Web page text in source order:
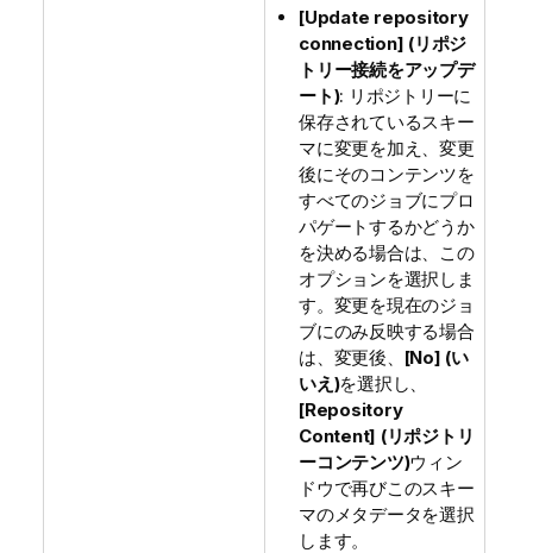
[Update repository
connection] (リポジ
トリー接続をアップデ
ート): リポジトリーに
保存されているスキー
マに変更を加え、変更
後にそのコンテンツを
すべてのジョブにプロ
パゲートするかどうか
を決める場合は、この
オプションを選択しま
す。変更を現在のジョ
ブにのみ反映する場合
は、変更後、 [No] (い
いえ)を選択し、
[Repository
Content] (リポジトリ
ーコンテンツ)ウィン
ドウで再びこのスキー
マのメタデータを選択
します。